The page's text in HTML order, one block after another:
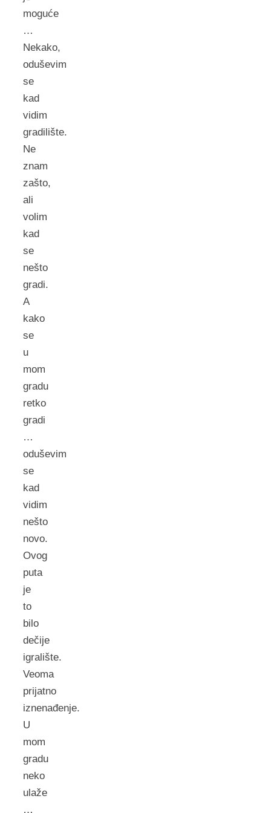
moguće
…
Nekako,
oduševim
se
kad
vidim
gradilište.
Ne
znam
zašto,
ali
volim
kad
se
nešto
gradi.
A
kako
se
u
mom
gradu
retko
gradi
…
oduševim
se
kad
vidim
nešto
novo.
Ovog
puta
je
to
bilo
dečije
igralište.
Veoma
prijatno
iznenađenje.
U
mom
gradu
neko
ulaže
…